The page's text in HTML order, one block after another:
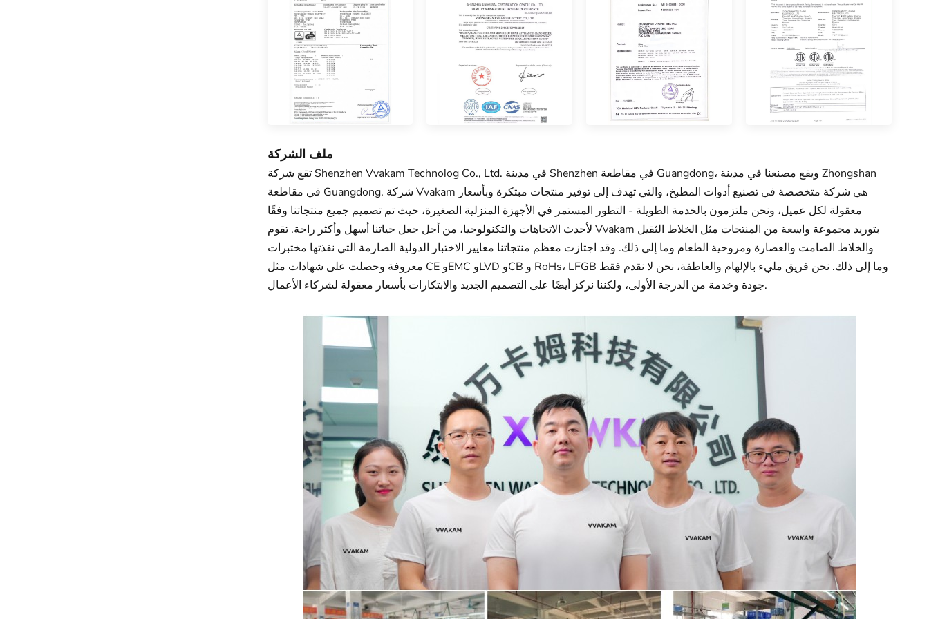
ملف الشركة
تقع شركة Shenzhen Vvakam Technolog Co., Ltd. في مدينة Shenzhen في مقاطعة Guangdong، ويقع مصنعنا في مدينة Zhongshan
في مقاطعة Guangdong. شركة Vvakam هي شركة متخصصة في تصنيع أدوات المطبخ، والتي تهدف إلى توفير منتجات مبتكرة وبأسعار
معقولة لكل عميل، ونحن ملتزمون بالخدمة الطويلة - التطور المستمر في الأجهزة المنزلية الصغيرة، حيث تم تصميم جميع منتجاتنا وفقًا
لأحدث الاتجاهات والتكنولوجيا، من أجل جعل حياتنا أسهل وأكثر راحة. تقوم Vvakam بتوريد مجموعة واسعة من المنتجات مثل الخلاط الثقيل
والخلاط الصامت والعصارة ومروحية الطعام وما إلى ذلك. وقد اجتازت معظم منتجاتنا معايير الاختبار الدولية الصارمة التي نفذتها مختبرات
معروفة وحصلت على شهادات مثل CE وEMC وLVD وCB و RoHs، LFGB وما إلى ذلك. نحن فريق مليء بالإلهام والعاطفة، نحن لا نقدم فقط
جودة وخدمة من الدرجة الأولى، ولكننا نركز أيضًا على التصميم الجديد والابتكارات بأسعار معقولة لشركاء الأعمال.